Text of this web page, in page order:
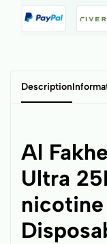
Description
Al
Ultra